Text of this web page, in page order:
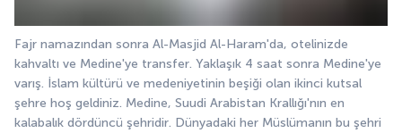
Fajr namazından sonra Al-Masjid Al-Haram'da, otelinizde
kahvaltı ve Medine'ye transfer. Yaklaşık 4 saat sonra Medine'ye
varış. İslam kültürü ve medeniyetinin beşiği olan ikinci kutsal
şehre hoş geldiniz. Medine, Suudi Arabistan Krallığı'nın en
kalabalık dördüncü şehridir. Dünyadaki her Müslümanın bu şehri